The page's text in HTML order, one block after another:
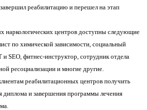
реабилитацию и перешел на этап
наркологических центров доступны следующие
по химической зависимости, социальный
и SEO, фитнес-инструктор, сотрудник отдела
ресоциализации и многие другие.
реабилитационных центров получить
диплома и завершения программы лечения